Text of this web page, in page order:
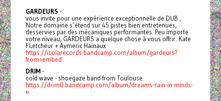
GARDEURS -
vous invite pour une expérience exceptionnelle de DUB ,
Notre domaine s’étend sur 45 pistes bien entretenues,
desservies par des mécaniques performantes. Peu importe
votre niveau, GARDEURS a quelque chose à vous offrir. Kate
FLetcheur + Aymeric Hainaux
https://isolarecords.bandcamp.com/album/gardeurs?
from=embed
DRIM-
cold wave - shoegaze band from Toulouse.
https://drim0.bandcamp.com/album/dreams-rain-in-minds-
e